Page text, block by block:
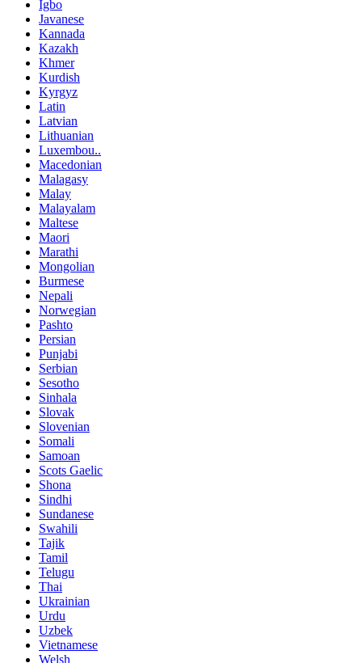
Igbo
Javanese
Kannada
Kazakh
Khmer
Kurdish
Kyrgyz
Latin
Latvian
Lithuanian
Luxembou..
Macedonian
Malagasy
Malay
Malayalam
Maltese
Maori
Marathi
Mongolian
Burmese
Nepali
Norwegian
Pashto
Persian
Punjabi
Serbian
Sesotho
Sinhala
Slovak
Slovenian
Somali
Samoan
Scots Gaelic
Shona
Sindhi
Sundanese
Swahili
Tajik
Tamil
Telugu
Thai
Ukrainian
Urdu
Uzbek
Vietnamese
Welsh